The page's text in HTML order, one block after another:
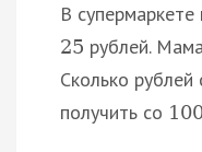
В
25 рублей.
Сколько
получить со